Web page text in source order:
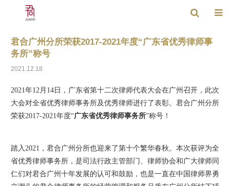
君合广州分所荣获2017-2021年度“广东省优秀律师事
务所”称号
2021.12.18
2021年12月14日，广东省第十二次律师代表大会在广州召开，此次
大会对全省优秀律师事务所及优秀律师进行了表彰。君合广州分所
荣获2017-2021年度“广东省优秀律师事务所”称号！
踏入2021，君合广州分所也迎来了第十个繁华春秋。本次获评为全
省优秀律师事务所，是司法行政主管部门、律师协会和广大律师同
仁们对君合广州十年发展的认可和鼓励，也是一直在中国律师界勇